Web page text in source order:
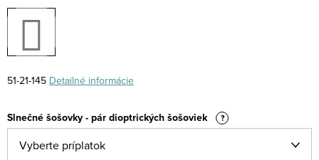
51-21-145 Detailné informácie
Slnečné šošovky - pár dioptrických šošoviek ?